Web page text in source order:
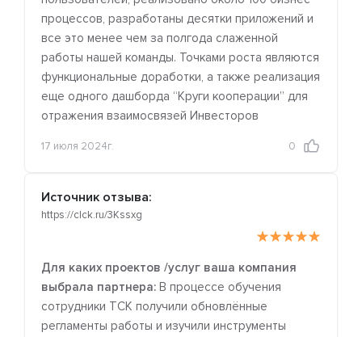
процессов, разработаны десятки приложений и
все это менее чем за полгода слаженной
работы нашей команды. Точками роста являются
функциональные доработки, а также реализация
еще одного дашборда “Круги кооперации” для
отражения взаимосвязей Инвесторов
17 июля 2024г. 0
Источник отзыва:
https://clck.ru/3Kssxg
Для каких проектов /услуг ваша компания
выбрала партнера: В процессе обучения
сотрудники ТСК получили обновлённые
регламенты работы и изучили инструменты